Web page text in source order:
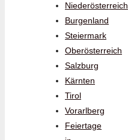
Niederösterreich
Burgenland
Steiermark
Oberösterreich
Salzburg
Kärnten
Tirol
Vorarlberg
Feiertage